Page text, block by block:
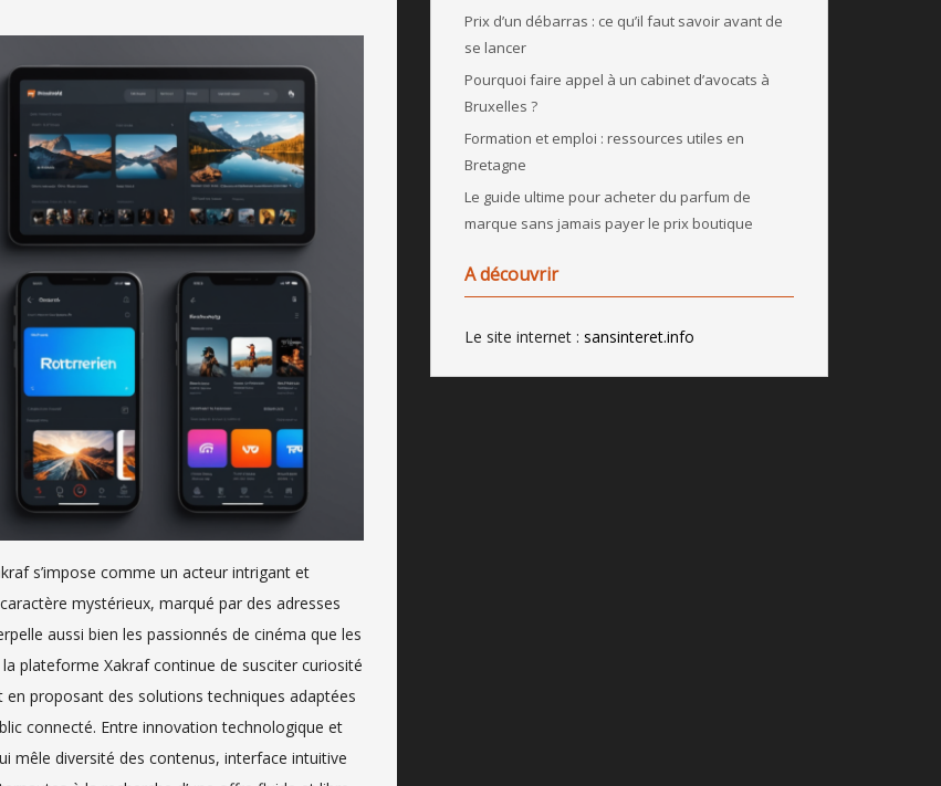
s’impose comme un acteur intrigant et
mystérieux, marqué par des adresses
aussi bien les passionnés de cinéma que les
plateforme Xakraf continue de susciter curiosité
proposant des solutions techniques adaptées
connecté. Entre innovation technologique et
mêle diversité des contenus, interface intuitive
Prix d’un débarras : ce qu’il faut savoir avant de
se lancer
Pourquoi faire appel à un cabinet d’avocats à
Bruxelles ?
Formation et emploi : ressources utiles en
Bretagne
Le guide ultime pour acheter du parfum de
marque sans jamais payer le prix boutique
A découvrir
Le site internet : sansinteret.info